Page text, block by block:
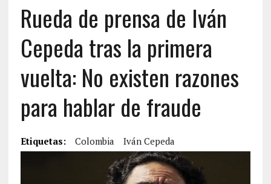
Rueda de prensa de Iván
Cepeda tras la primera
vuelta: No existen razones
para hablar de fraude
Etiquetas: Colombia Iván Cepeda